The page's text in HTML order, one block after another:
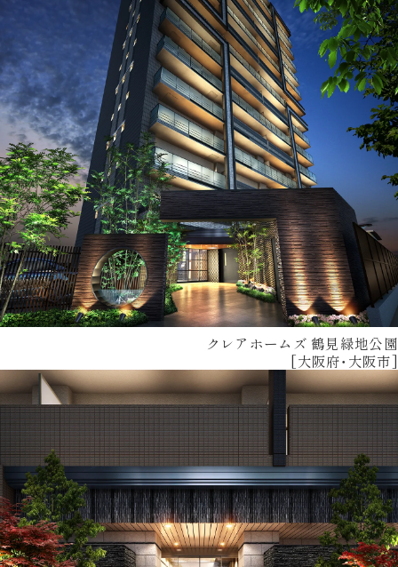
クレアホームズ 鶴見緑地公園
[大阪府・大阪市]